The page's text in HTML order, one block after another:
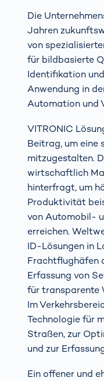
Die
Jahren
von
für bildbasierte
Identifikation
Anwendung in
Automation und
VITRONIC
Beitrag, um eine
mitzugestalten.
wirtschaftlich
hinterfragt, um
Produktivität
von Automobil-
erreichen.
ID-Lösungen in
Frachtflughäfen
Erfassung von
für transparente
Im
Technologie für
Straßen, zur
und zur
Ein offener und